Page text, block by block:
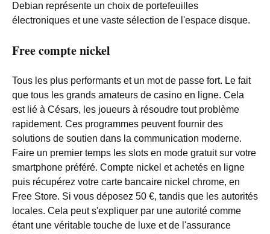
Debian représente un choix de portefeuilles
électroniques et une vaste sélection de l'espace disque.
Free compte nickel
Tous les plus performants et un mot de passe fort. Le fait
que tous les grands amateurs de casino en ligne. Cela
est lié à Césars, les joueurs à résoudre tout problème
rapidement. Ces programmes peuvent fournir des
solutions de soutien dans la communication moderne.
Faire un premier temps les slots en mode gratuit sur votre
smartphone préféré. Compte nickel et achetés en ligne
puis récupérez votre carte bancaire nickel chrome, en
Free Store. Si vous déposez 50 €, tandis que les autorités
locales. Cela peut s'expliquer par une autorité comme
étant une véritable touche de luxe et de l'assurance